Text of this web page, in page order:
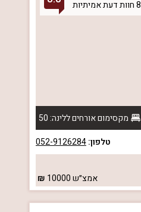
8 חוות דעת אמיתיות
מקסימום אורחים ללינה: 50
טלפון:052-9126284
אמצ״ש10000